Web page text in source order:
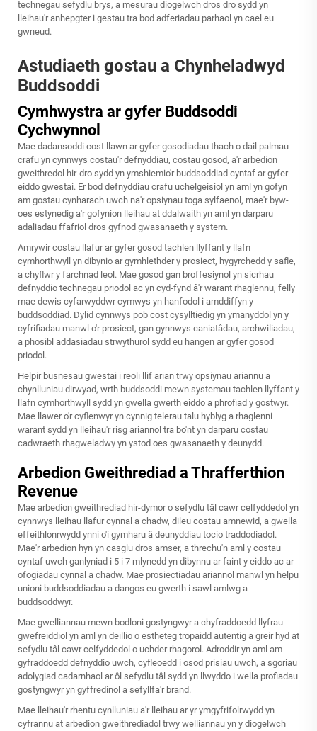
technegau sefydlu brys, a mesurau diogelwch dros dro sydd yn
lleihau'r anhepgter i gestau tra bod adferiadau parhaol yn cael eu
gwneud.
Astudiaeth gostau a Chynheladwyd
Buddsoddi
Cymhwystra ar gyfer Buddsoddi
Cychwynnol
Mae dadansoddi cost llawn ar gyfer gosodiadau thach o dail palmau
crafu yn cynnwys costau'r defnyddiau, costau gosod, a'r arbedion
gweithredol hir-dro sydd yn ymshiemio'r buddsoddiad cyntaf ar gyfer
eiddo gwestai. Er bod defnyddiau crafu uchelgeisiol yn aml yn gofyn
am gostau cynharach uwch na'r opsiynau toga sylfaenol, mae'r byw-
oes estynedig a'r gofynion lleihau at ddalwaith yn aml yn darparu
adaliadau ffafriol dros gyfnod gwasanaeth y system.
Amrywir costau llafur ar gyfer gosod tachlen llyffant y llafn
cymhorthwyll yn dibynio ar gymhlethder y prosiect, hygyrchedd y safle,
a chyflwr y farchnad leol. Mae gosod gan broffesiynol yn sicrhau
defnyddio technegau priodol ac yn cyd-fynd â'r warant rhaglennu, felly
mae dewis cyfarwyddwr cymwys yn hanfodol i amddiffyn y
buddsoddiad. Dylid cynnwys pob cost cysylltiedig yn ymanyddol yn y
cyfrifiadau manwl o'r prosiect, gan gynnwys caniatâdau, archwiliadau,
a phosibl addasiadau strwythurol sydd eu hangen ar gyfer gosod
priodol.
Helpir busnesau gwestai i reoli llif arian trwy opsiynau ariannu a
chynlluniau dirwyad, wrth buddsoddi mewn systemau tachlen llyffant y
llafn cymhorthwyll sydd yn gwella gwerth eiddo a phrofiad y gostwyr.
Mae llawer o'r cyflenwyr yn cynnig telerau talu hyblyg a rhaglenni
warant sydd yn lleihau'r risg ariannol tra bo'nt yn darparu costau
cadwraeth rhagweladwy yn ystod oes gwasanaeth y deunydd.
Arbedion Gweithrediad a Thrafferthion
Revenue
Mae arbedion gweithrediad hir-dymor o sefydlu tâl cawr celfyddedol yn
cynnwys lleihau llafur cynnal a chadw, dileu costau amnewid, a gwella
effeithlonrwydd ynni o'i gymharu â deunyddiau tocio traddodiadol.
Mae'r arbedion hyn yn casglu dros amser, a threchu'n aml y costau
cyntaf uwch ganlyniad i 5 i 7 mlynedd yn dibynnu ar faint y eiddo ac ar
ofogiadau cynnal a chadw. Mae prosiectiadau ariannol manwl yn helpu
unioni buddsoddiadau a dangos eu gwerth i sawl amlwg a
buddsoddwyr.
Mae gwelliannau mewn bodloni gostyngwyr a chyfraddoedd llyfrau
gwefreiddiol yn aml yn deillio o estheteg tropaidd autentig a greir hyd at
sefydlu tâl cawr celfyddedol o uchder rhagorol. Adroddir yn aml am
gyfraddoedd defnyddio uwch, cyfleoedd i osod prisiau uwch, a sgoriau
adolygiad cadarnhaol ar ôl sefydlu tâl sydd yn llwyddo i wella profiadau
gostyngwyr yn gyffredinol a sefyllfa'r brand.
Mae lleihau'r rhentu cynlluniau a'r lleihau ar yr ymgyfrifolrwydd yn
cyfrannu at arbedion gweithrediadol trwy welliannau yn y diogelwch